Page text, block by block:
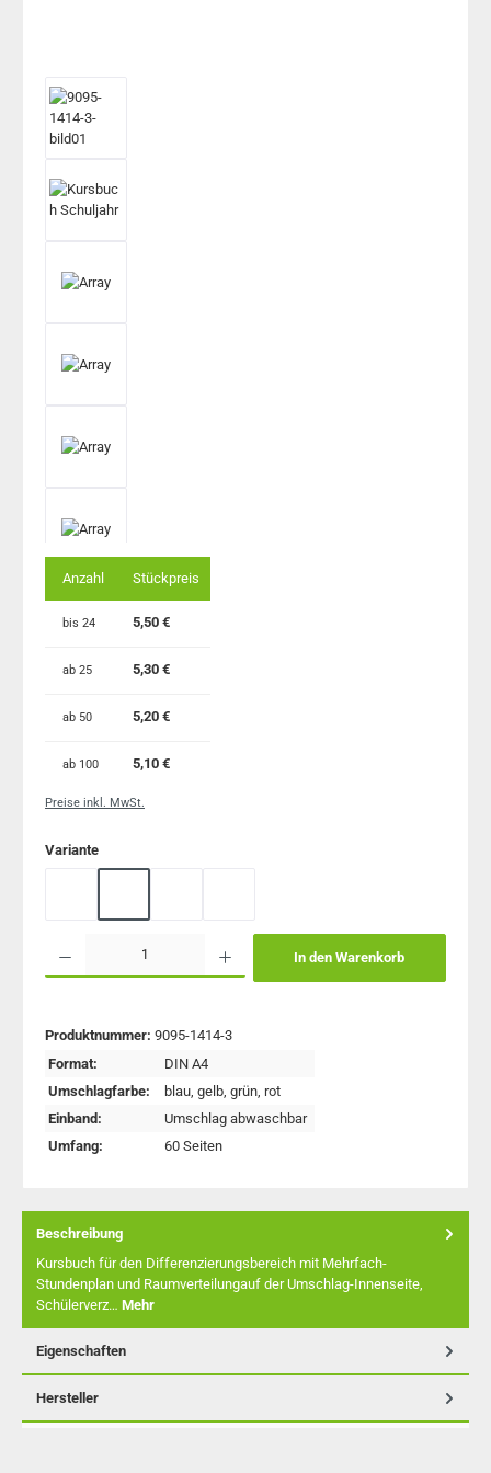
Anzahl Stückpreis
bis 24 5,50 €
ab 25 5,30 €
ab 50 5,20 €
ab 100 5,10 €
Preise inkl. MwSt.
Varianteauswählen
In den Warenkorb
Produktnummer: 9095-1414-3
Format:
DIN A4
Umschlagfarbe:
blau , gelb , grün , rot
Einband:
Umschlag abwaschbar
Umfang:
60 Seiten
Beschreibung
Kursbuch für den Differenzierungsbereich mit Mehrfach-
Stundenplan und Raumverteilungauf der Umschlag-Innenseite,
Schülerverz… Mehr
Eigenschaften
Hersteller